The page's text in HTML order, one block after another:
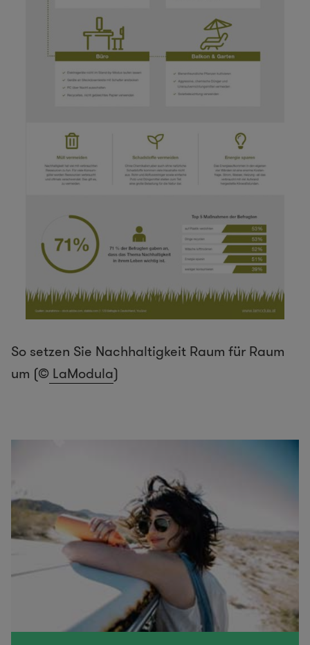
So setzen Sie Nachhaltigkeit Raum für Raum
um (© LaModula)